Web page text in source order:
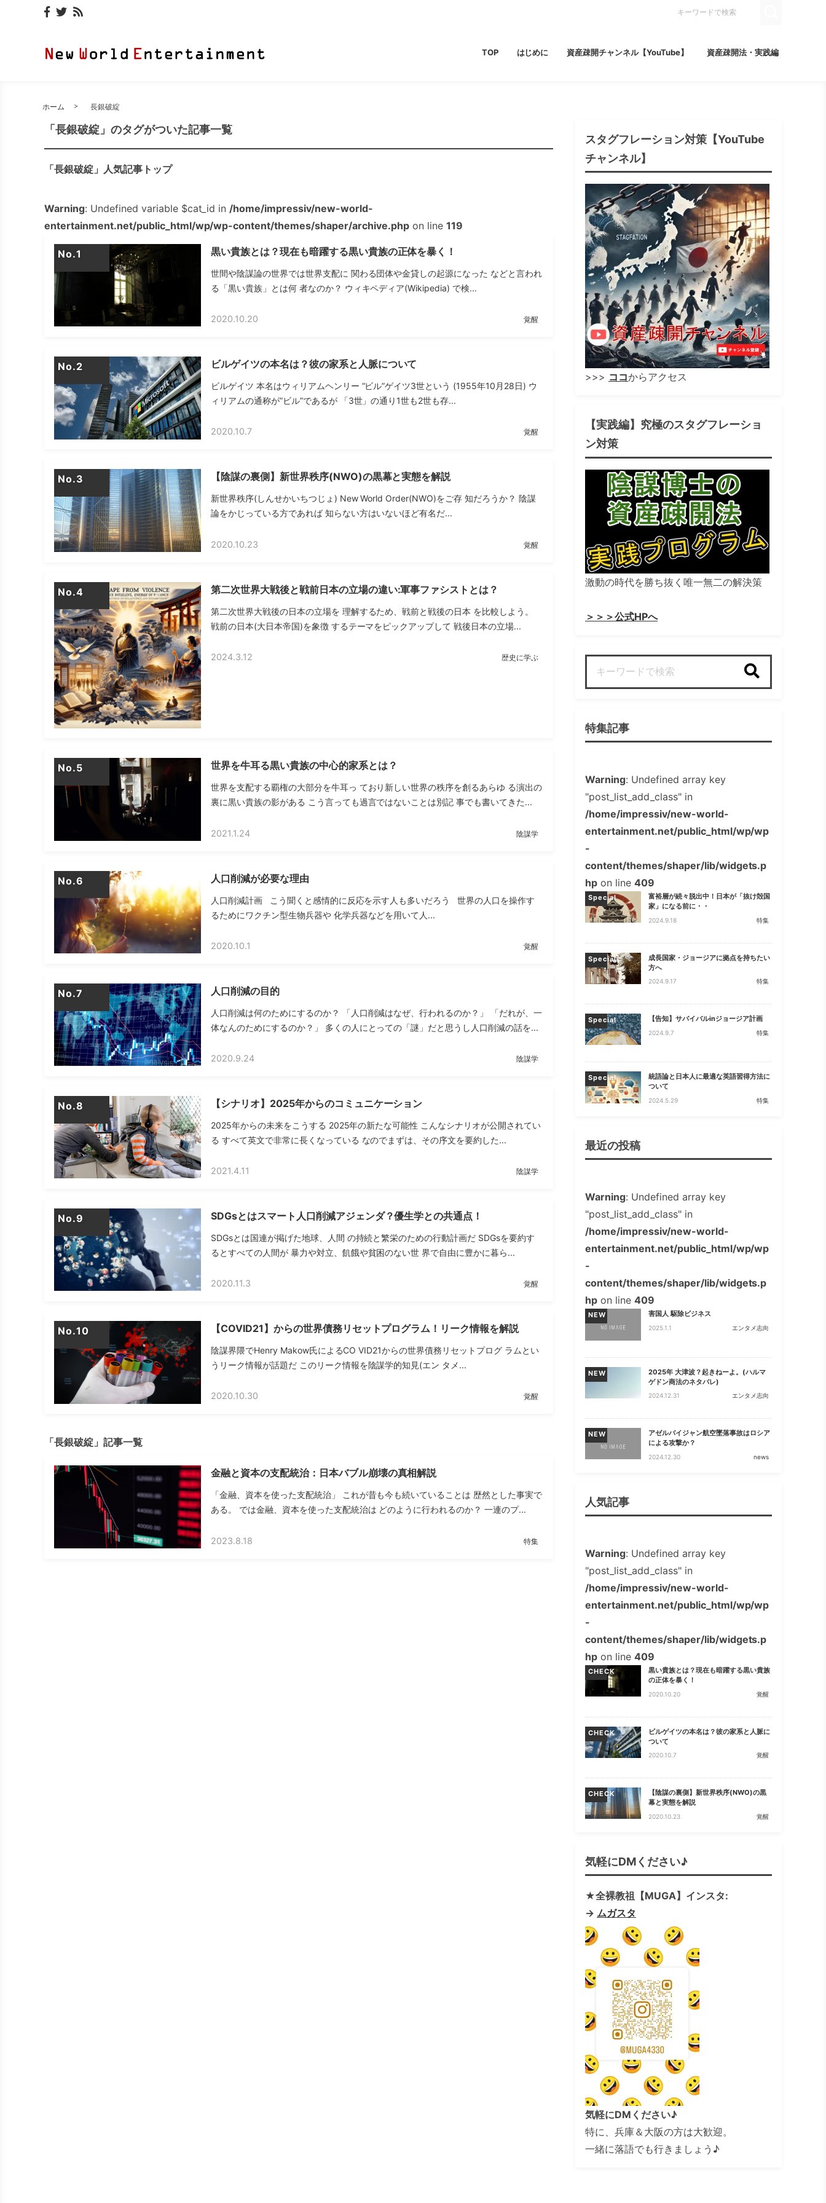
TOP はじめに 資産疎開チャンネル【YouTube】 資産疎開法・実践編
ホーム 長銀破綻
「長銀破綻」のタグがついた記事一覧
「長銀破綻」人気記事トップ
Warning: Undefined variable $cat_id in/home/impressiv/new-world-
entertainment.net/public_html/wp/wp-content/themes/shaper/archive.phpon line 119
No. 黒い貴族とは？現在も暗躍する黒い貴族の正体を暴く！
世間や陰謀論の世界では世界支配に 関わる団体や金貸しの起源になった などと言われ
る「黒い貴族」とは何 者なのか？ ウィキペディア(Wikipedia) で検...
2020.10.20 覚醒
No. ビルゲイツの本名は？彼の家系と人脈について
ビルゲイツ 本名はウィリアムヘンリー “ビル”ゲイツ3世という (1955年10月28日) ウ
ィリアムの通称が”ビル”であるが 「3世」の通り1世も2世も存...
2020.10.7 覚醒
No. 【陰謀の裏側】新世界秩序(NWO)の黒幕と実態を解説
新世界秩序(しんせかいちつじょ) New World Order(NWO)をご存 知だろうか？ 陰謀
論をかじっている方であれば 知らない方はいないほど有名だ...
2020.10.23 覚醒
No. 第二次世界大戦後と戦前日本の立場の違い:軍事ファシストとは？
第二次世界大戦後の日本の立場を 理解するため、戦前と戦後の日本 を比較しよう。
戦前の日本(大日本帝国)を象徴 するテーマをピックアップして 戦後日本の立場...
2024.3.12 歴史に学ぶ
No. 世界を牛耳る黒い貴族の中心的家系とは？
世界を支配する覇権の大部分を牛耳っ ており新しい世界の秩序を創るあらゆ る演出の
裏に黒い貴族の影がある こう言っても過言ではないことは別記 事でも書いてきた...
2021.1.24 陰謀学
No. 人口削減が必要な理由
人口削減計画 こう聞くと感情的に反応を示す人も多いだろう 世界の人口を操作す
るためにワクチン型生物兵器や 化学兵器などを用いて人...
2020.10.1 覚醒
No. 人口削減の目的
人口削減は何のためにするのか？ 「人口削減はなぜ、行われるのか？」 「だれが、一
体なんのためにするのか？」 多くの人にとっての「謎」だと思うし人口削減の話を...
2020.9.24 陰謀学
No. 【シナリオ】2025年からのコミュニケーション
2025年からの未来をこうする 2025年の新たな可能性 こんなシナリオが公開されてい
る すべて英文で非常に長くなっている なのでまずは、その序文を要約した...
2021.4.11 陰謀学
No. SDGsとはスマート人口削減アジェンダ？優生学との共通点！
SDGsとは国連が掲げた地球、人間 の持続と繁栄のための行動計画だ SDGsを要約す
るとすべての人間が 暴力や対立、飢餓や貧困のない世 界で自由に豊かに暮ら...
2020.11.3 覚醒
No. 【COVID21】からの世界債務リセットプログラム！リーク情報を解説
陰謀界隈でHenry Makow氏によるCO VID21からの世界債務リセットプログ ラムとい
うリーク情報が話題だ このリーク情報を陰謀学的知見(エン タメ...
2020.10.30 覚醒
「長銀破綻」記事一覧
金融と資本の支配統治：日本バブル崩壊の真相解説
「金融、資本を使った支配統治」 これが昔も今も続いていることは 歴然とした事実で
ある。 では金融、資本を使った支配統治は どのように行われるのか？ 一連のプ...
2023.8.18 特集
スタグフレーション対策【YouTube
チャンネル】
>>> ココからアクセス
【実践編】究極のスタグフレーショ
ン対策
激動の時代を勝ち抜く唯一無二の解決策
＞＞＞公式HPへ
特集記事
Warning: Undefined array key
"post_list_add_class" in
/home/impressiv/new-world-
entertainment.net/public_html/wp/wp
-
content/themes/shaper/lib/widgets.p
hpon line 409
Special
富裕層が続々脱出中！日本が「抜け殻国
家」になる前に・・
2024.9.18 特集
Special
成長国家・ジョージアに拠点を持ちたい
方へ
2024.9.17 特集
Special 【告知】サバイバルinジョージア計画
2024.9.7 特集
Special
統語論と日本人に最適な英語習得方法に
ついて
2024.5.29 特集
最近の投稿
Warning: Undefined array key
"post_list_add_class" in
/home/impressiv/new-world-
entertainment.net/public_html/wp/wp
-
content/themes/shaper/lib/widgets.p
hpon line 409
NEW 害国人 駆除ビジネス
2025.1.1 エンタメ志向
NEW
2025年 大津波？起きねーよ。(ハルマ
ゲドン商法のネタバレ)
2024.12.31 エンタメ志向
NEW
アゼルバイジャン航空墜落事故はロシア
による攻撃か？
2024.12.30 news
人気記事
Warning: Undefined array key
"post_list_add_class" in
/home/impressiv/new-world-
entertainment.net/public_html/wp/wp
-
content/themes/shaper/lib/widgets.p
hpon line 409
CHECK
黒い貴族とは？現在も暗躍する黒い貴族
の正体を暴く！
2020.10.20 覚醒
CHECK
ビルゲイツの本名は？彼の家系と人脈に
ついて
2020.10.7 覚醒
CHECK
【陰謀の裏側】新世界秩序(NWO)の黒
幕と実態を解説
2020.10.23 覚醒
気軽にDMください♪
★全裸教祖【MUGA】インスタ:
→ ムガスタ
気軽にDMください♪
特に、兵庫＆大阪の方は大歓迎。
一緒に落語でも行きましょう♪